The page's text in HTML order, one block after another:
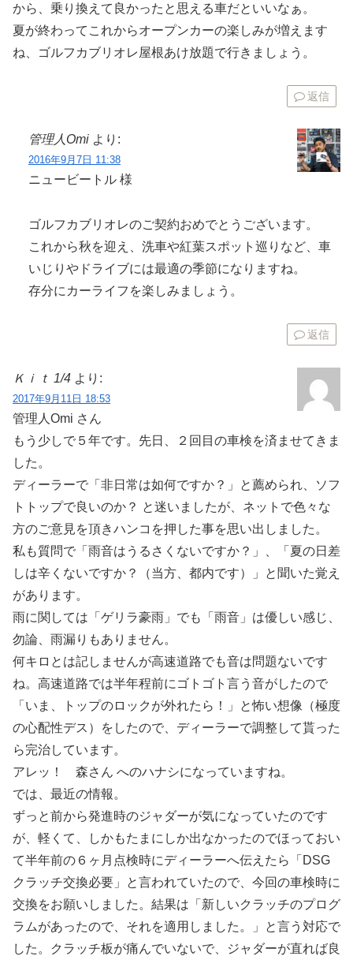
から、乗り換えて良かったと思える車だといいなぁ。
夏が終わってこれからオープンカーの楽しみが増えます
ね、ゴルフカブリオレ屋根あけ放題で行きましょう。
返信
管理人Omi より:
2016年9月7日 11:38
ニュービートル 様
ゴルフカブリオレのご契約おめでとうございます。
これから秋を迎え、洗車や紅葉スポット巡りなど、車
いじりやドライブには最適の季節になりますね。
存分にカーライフを楽しみましょう。
返信
Ｋｉｔ 1/4 より:
2017年9月11日 18:53
管理人Omi さん
もう少しで５年です。先日、２回目の車検を済ませてきま
した。
ディーラーで「非日常は如何ですか？」と薦められ、ソフ
トトップで良いのか？ と迷いましたが、ネットで色々な
方のご意見を頂きハンコを押した事を思い出しました。
私も質問で「雨音はうるさくないですか？」、「夏の日差
しは辛くないですか？（当方、都内です）」と聞いた覚え
があります。
雨に関しては「ゲリラ豪雨」でも「雨音」は優しい感じ、
勿論、雨漏りもありません。
何キロとは記しませんが高速道路でも音は問題ないです
ね。高速道路では半年程前にゴトゴト言う音がしたので
「いま、トップのロックが外れたら！」と怖い想像（極度
の心配性デス）をしたので、ディーラーで調整して貰った
ら完治しています。
アレッ！ 森さん へのハナシになっていますね。
では、最近の情報。
ずっと前から発進時のジャダーが気になっていたのです
が、軽くて、しかもたまにしか出なかったのでほっておい
て半年前の６ヶ月点検時にディーラーへ伝えたら「DSG
クラッチ交換必要」と言われていたので、今回の車検時に
交換をお願いしました。結果は「新しいクラッチのプログ
ラムがあったので、それを適用しました。」と言う対応で
した。クラッチ板が痛んでいないで、ジャダーが直れば良